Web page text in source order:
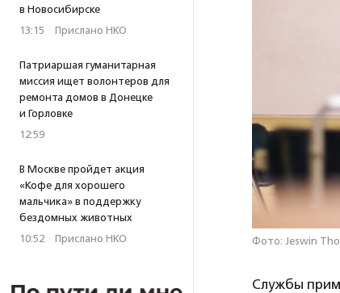
в Новосибирске
13:15 · Прислано НКО
Патриаршая гуманитарная
миссия ищет волонтеров для
ремонта домов в Донецке
и Горловке
12:59
В Москве пройдет акция
«Кофе для хорошего
мальчика» в поддержку
бездомных животных
10:52 · Прислано НКО Фото: Jeswin
Службы